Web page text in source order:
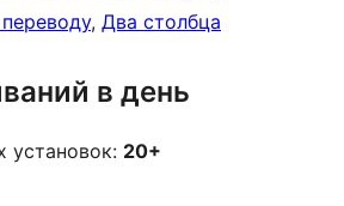
, Два столбца
в день
установок: 20+